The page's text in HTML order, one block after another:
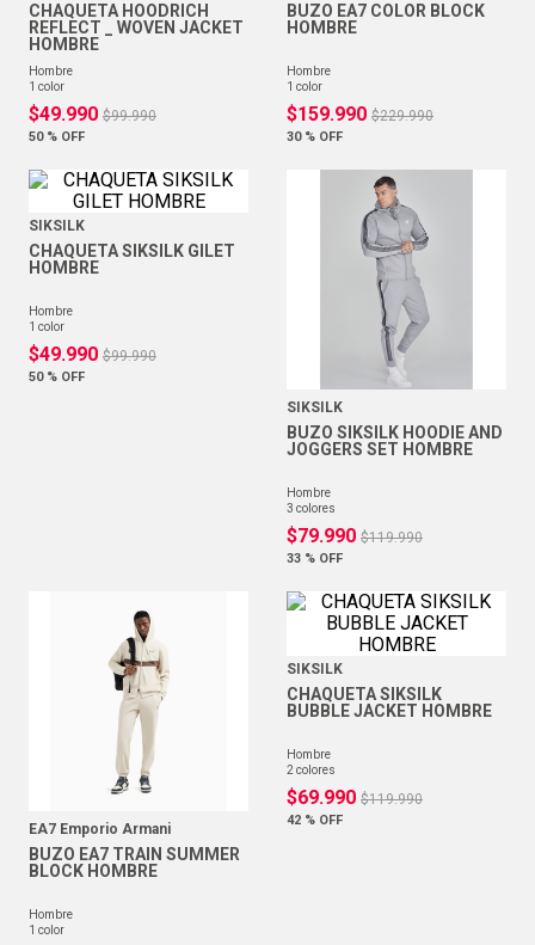
CHAQUETA HOODRICH
REFLECT _ WOVEN JACKET
HOMBRE
hombre
1 color
$49.990 $99.990
50 % OFF
BUZO EA7 COLOR BLOCK
HOMBRE
hombre
1 color
$159.990 $229.990
30 % OFF
SIKSILK
CHAQUETA SIKSILK GILET
HOMBRE
hombre
1 color
$49.990 $99.990
50 % OFF
SIKSILK
BUZO SIKSILK HOODIE AND
JOGGERS SET HOMBRE
hombre
3 colores
$79.990 $119.990
33 % OFF
EA7 Emporio Armani
BUZO EA7 TRAIN SUMMER
BLOCK HOMBRE
hombre
1 color
SIKSILK
CHAQUETA SIKSILK
BUBBLE JACKET HOMBRE
hombre
2 colores
$69.990 $119.990
42 % OFF